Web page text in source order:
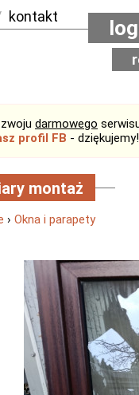
kontakt
darmowego
profil FB - dziękujemy!
montaż
› Okna i parapety